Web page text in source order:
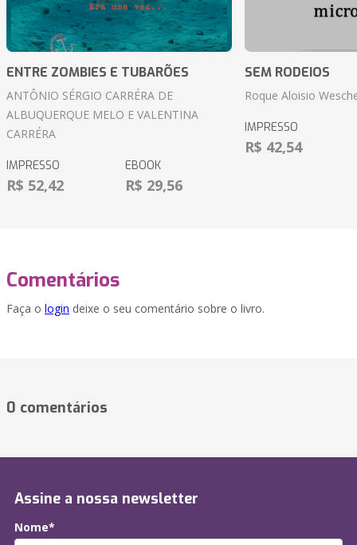
ENTRE ZOMBIES E TUBARÕES
ANTÔNIO SÉRGIO CARRÉRA DE
ALBUQUERQUE MELO E VALENTINA
CARRÉRA
IMPRESSO
R$ 52,42
EBOOK
R$ 29,56
SEM RODEIOS
Roque Aloisio
IMPRESSO
R$ 42,54
Comentários
Faça o login deixe o seu comentário sobre o livro.
0 comentários
Assine a nossa newsletter
Nome*